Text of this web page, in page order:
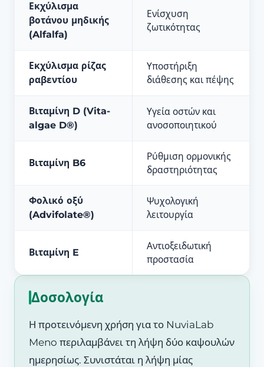
Εκχύλισμα
βοτάνου μηδικής
(Alfalfa)
Ενίσχυση
ζωτικότητας
Εκχύλισμα ρίζας
ραβεντίου
Υποστήριξη
διάθεσης και πέψης
Βιταμίνη D (Vita-
algae D®)
Υγεία οστών και
ανοσοποιητικού
Βιταμίνη B6
Ρύθμιση ορμονικής
δραστηριότητας
Φολικό οξύ
(Advifolate®)
Ψυχολογική
λειτουργία
Βιταμίνη E
Αντιοξειδωτική
προστασία
Δοσολογία
Η προτεινόμενη χρήση για το NuviaLab
Meno περιλαμβάνει τη λήψη δύο καψουλών
ημερησίως. Συνιστάται η λήψη μίας